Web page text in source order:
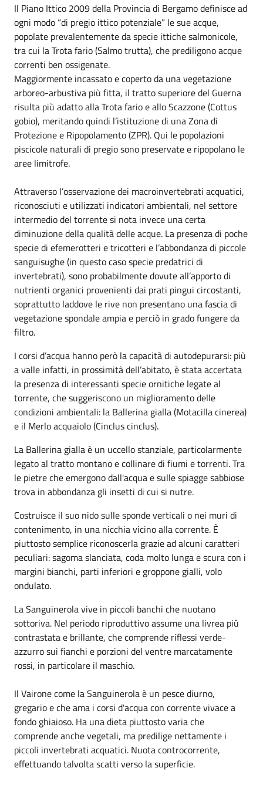
Il Piano Ittico 2009 della Provincia di Bergamo definisce ad
ogni modo “di pregio ittico potenziale” le sue acque,
popolate prevalentemente da specie ittiche salmonicole,
tra cui la Trota fario (Salmo trutta), che prediligono acque
correnti ben ossigenate.
Maggiormente incassato e coperto da una vegetazione
arboreo-arbustiva più fitta, il tratto superiore del Guerna
risulta più adatto alla Trota fario e allo Scazzone (Cottus
gobio), meritando quindi l’istituzione di una Zona di
Protezione e Ripopolamento (ZPR). Qui le popolazioni
piscicole naturali di pregio sono preservate e ripopolano le
aree limitrofe.
Attraverso l’osservazione dei macroinvertebrati acquatici,
riconosciuti e utilizzati indicatori ambientali, nel settore
intermedio del torrente si nota invece una certa
diminuzione della qualità delle acque. La presenza di poche
specie di efemerotteri e tricotteri e l’abbondanza di piccole
sanguisughe (in questo caso specie predatrici di
invertebrati), sono probabilmente dovute all’apporto di
nutrienti organici provenienti dai prati pingui circostanti,
soprattutto laddove le rive non presentano una fascia di
vegetazione spondale ampia e perciò in grado fungere da
filtro.
I corsi d’acqua hanno però la capacità di autodepurarsi: più
a valle infatti, in prossimità dell’abitato, è stata accertata
la presenza di interessanti specie ornitiche legate al
torrente, che suggeriscono un miglioramento delle
condizioni ambientali: la Ballerina gialla (Motacilla cinerea)
e il Merlo acquaiolo (Cinclus cinclus).
La Ballerina gialla è un uccello stanziale, particolarmente
legato al tratto montano e collinare di fiumi e torrenti. Tra
le pietre che emergono dall'acqua e sulle spiagge sabbiose
trova in abbondanza gli insetti di cui si nutre.
Costruisce il suo nido sulle sponde verticali o nei muri di
contenimento, in una nicchia vicino alla corrente. È
piuttosto semplice riconoscerla grazie ad alcuni caratteri
peculiari: sagoma slanciata, coda molto lunga e scura con i
margini bianchi, parti inferiori e groppone gialli, volo
ondulato.
La Sanguinerola vive in piccoli banchi che nuotano
sottoriva. Nel periodo riproduttivo assume una livrea più
contrastata e brillante, che comprende riflessi verde-
azzurro sui fianchi e porzioni del ventre marcatamente
rossi, in particolare il maschio.
Il Vairone come la Sanguinerola è un pesce diurno,
gregario e che ama i corsi d'acqua con corrente vivace a
fondo ghiaioso. Ha una dieta piuttosto varia che
comprende anche vegetali, ma predilige nettamente i
piccoli invertebrati acquatici. Nuota controcorrente,
effettuando talvolta scatti verso la superficie.